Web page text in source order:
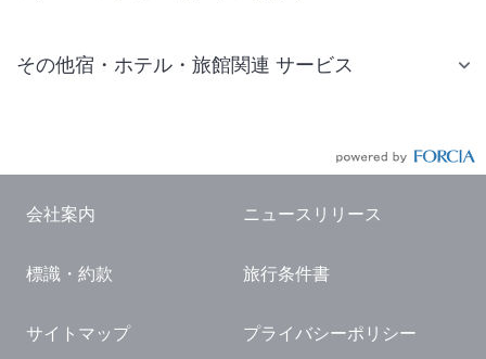
その他宿・ホテル・旅館関連 サービス
国内観光ガイド
旅行・観光情報
会社案内 ニュースリリース
標識・約款 旅行条件書
サイトマップ プライバシーポリシー